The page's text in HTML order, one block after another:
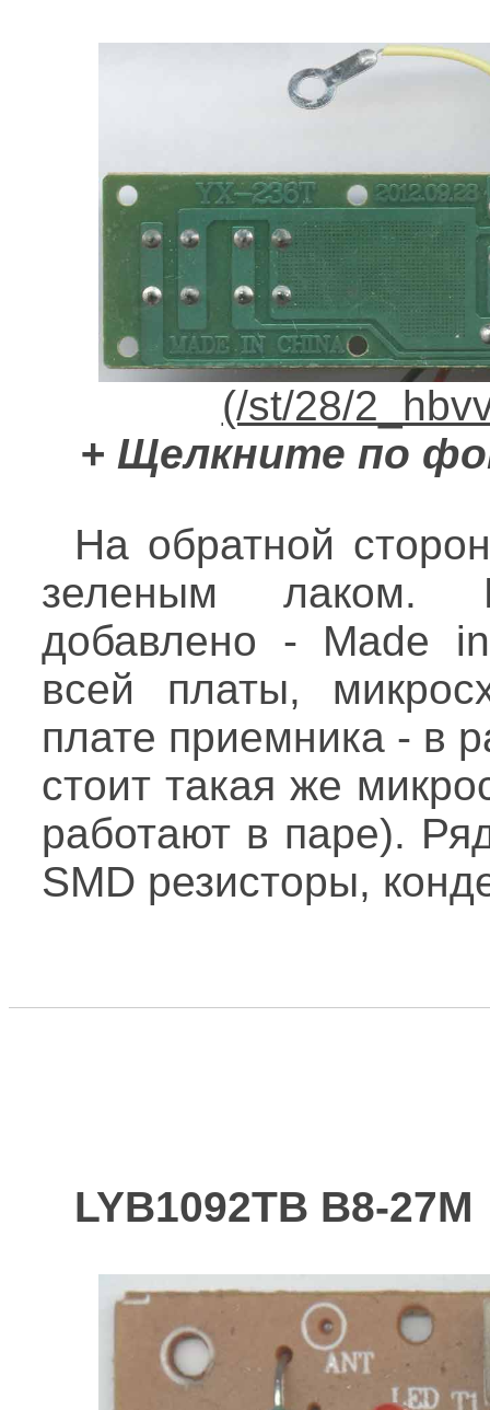
+ Щелкните по
На обратной
зеленым лаком.
добавлено - Made
всей платы,
плате приемника - в
стоит такая же
работают в паре).
SMD резисторы,
LYB1092TB B8-27M